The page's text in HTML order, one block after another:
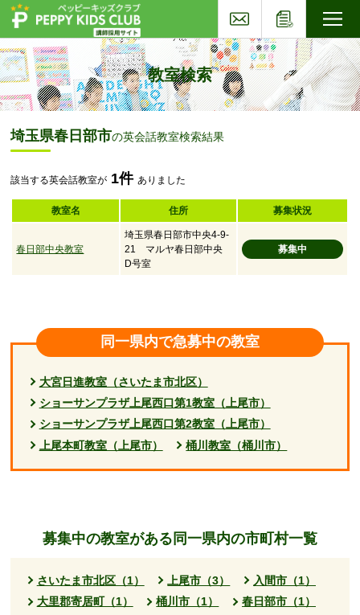
教室検索
埼玉県春日部市の英会話教室検索結果
該当する英会話教室が 1件 ありました
教室名 住所 募集状況
春日部中央教室
埼玉県春日部市中央4-9-
21 マルヤ春日部中央
D号室
募集中
同一県内で急募中の教室
大宮日進教室（さいたま市北区）
ショーサンプラザ上尾西口第1教室（上尾市）
ショーサンプラザ上尾西口第2教室（上尾市）
上尾本町教室（上尾市）
桶川教室（桶川市）
募集中の教室がある同一県内の市町村一覧
さいたま市北区（1） 上尾市（3）
入間市（1）
大里郡寄居町（1）
桶川市（1）
春日部市（1）